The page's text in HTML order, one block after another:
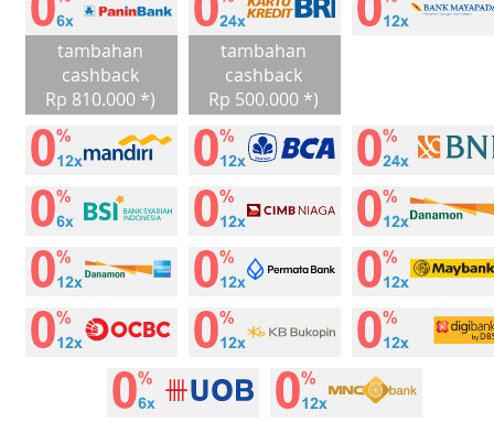
tambahan
cashback
Rp 810.000 *)
tambahan
cashback
Rp 500.000 *)